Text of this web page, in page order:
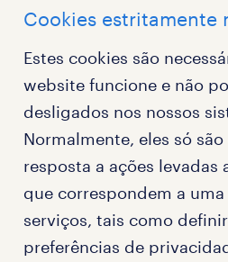
Cookies estritamente
Estes cookies são
website funcione e não
desligados nos nossos
Normalmente, eles só
resposta a ações levadas
que correspondem a
serviços, tais como
preferências de